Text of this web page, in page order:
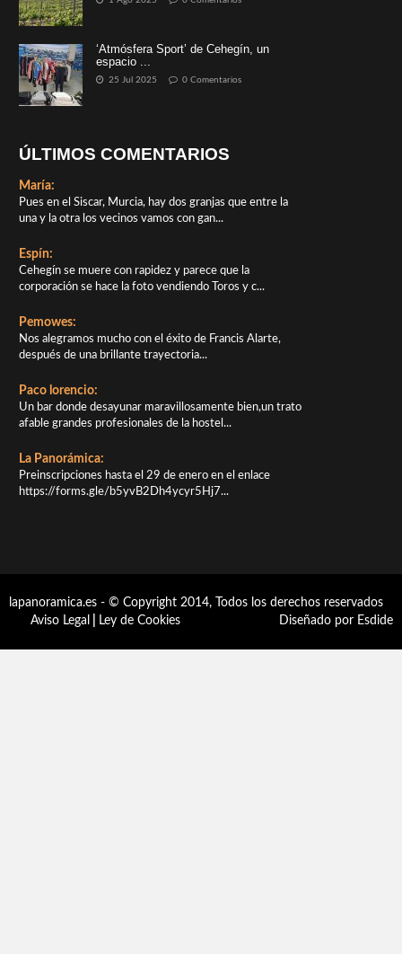
‘Atmósfera Sport’ de Cehegín, un
espacio ...
25 Jul 2025 0 Comentarios
ÚLTIMOS COMENTARIOS
María:
Pues en el Siscar, Murcia, hay dos granjas que entre la
una y la otra los vecinos vamos con gan...
Espín:
Cehegín se muere con rapidez y parece que la
corporación se hace la foto vendiendo Toros y c...
Pemowes:
Nos alegramos mucho con el éxito de Francis Alarte,
después de una brillante trayectoria...
Paco lorencio:
Un bar donde desayunar maravillosamente bien,un trato
afable grandes profesionales de la hostel...
La Panorámica:
Preinscripciones hasta el 29 de enero en el enlace
https://forms.gle/b5yvB2Dh4ycyr5Hj7...
lapanoramica.es - © Copyright 2014, Todos los derechos reservados
Aviso Legal
Ley de Cookies Diseñado por Esdide